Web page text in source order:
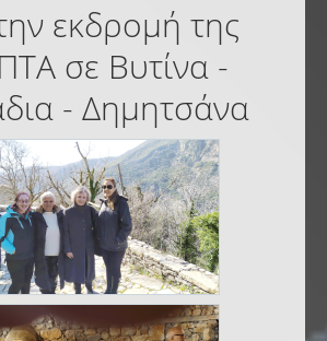
εκδρομή της
σε Βυτίνα -
- Δημητσάνα